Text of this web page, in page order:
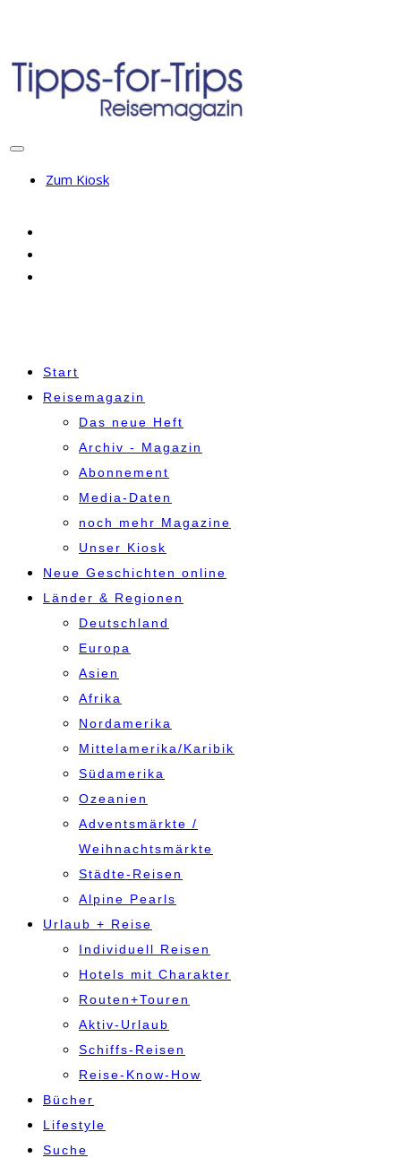
Zum Kiosk
Start
Reisemagazin
Das neue Heft
Archiv - Magazin
Abonnement
Media-Daten
noch mehr Magazine
Unser Kiosk
Neue Geschichten online
Länder & Regionen
Deutschland
Europa
Asien
Afrika
Nordamerika
Mittelamerika/Karibik
Südamerika
Ozeanien
Adventsmärkte /
Weihnachtsmärkte
Städte-Reisen
Alpine Pearls
Urlaub + Reise
Individuell Reisen
Hotels mit Charakter
Routen+Touren
Aktiv-Urlaub
Schiffs-Reisen
Reise-Know-How
Bücher
Lifestyle
Suche